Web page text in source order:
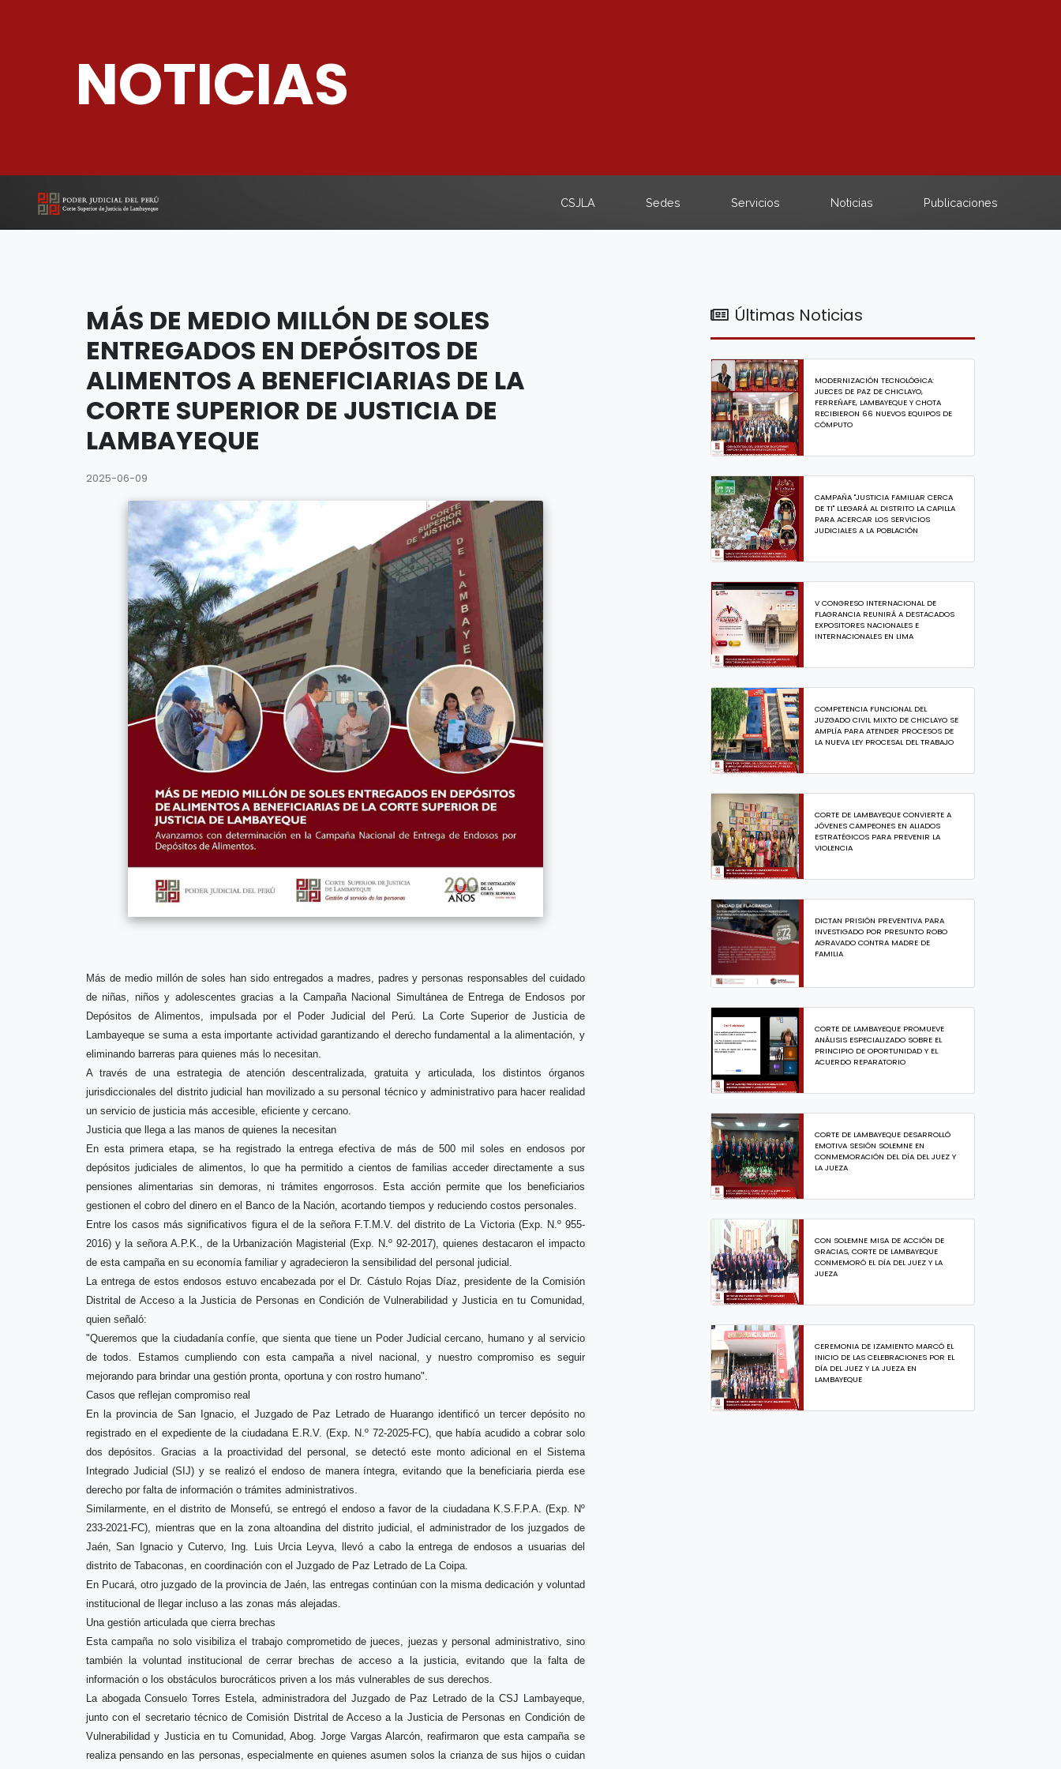
NOTICIAS
CSJLA Sedes Servicios Noticias Publicaciones
MÁS DE MEDIO MILLÓN DE SOLES
ENTREGADOS EN DEPÓSITOS DE
ALIMENTOS A BENEFICIARIAS DE LA
CORTE SUPERIOR DE JUSTICIA DE
LAMBAYEQUE
2025-06-09
Más de medio millón de soles han sido entregados a madres, padres y personas responsables del cuidado
de niñas, niños y adolescentes gracias a la Campaña Nacional Simultánea de Entrega de Endosos por
Depósitos de Alimentos, impulsada por el Poder Judicial del Perú. La Corte Superior de Justicia de
Lambayeque se suma a esta importante actividad garantizando el derecho fundamental a la alimentación, y
eliminando barreras para quienes más lo necesitan.
A través de una estrategia de atención descentralizada, gratuita y articulada, los distintos órganos
jurisdiccionales del distrito judicial han movilizado a su personal técnico y administrativo para hacer realidad
un servicio de justicia más accesible, eficiente y cercano.
Justicia que llega a las manos de quienes la necesitan
En esta primera etapa, se ha registrado la entrega efectiva de más de 500 mil soles en endosos por
depósitos judiciales de alimentos, lo que ha permitido a cientos de familias acceder directamente a sus
pensiones alimentarias sin demoras, ni trámites engorrosos. Esta acción permite que los beneficiarios
gestionen el cobro del dinero en el Banco de la Nación, acortando tiempos y reduciendo costos personales.
Entre los casos más significativos figura el de la señora F.T.M.V. del distrito de La Victoria (Exp. N.º 955-
2016) y la señora A.P.K., de la Urbanización Magisterial (Exp. N.º 92-2017), quienes destacaron el impacto
de esta campaña en su economía familiar y agradecieron la sensibilidad del personal judicial.
La entrega de estos endosos estuvo encabezada por el Dr. Cástulo Rojas Díaz, presidente de la Comisión
Distrital de Acceso a la Justicia de Personas en Condición de Vulnerabilidad y Justicia en tu Comunidad,
quien señaló:
"Queremos que la ciudadanía confíe, que sienta que tiene un Poder Judicial cercano, humano y al servicio
de todos. Estamos cumpliendo con esta campaña a nivel nacional, y nuestro compromiso es seguir
mejorando para brindar una gestión pronta, oportuna y con rostro humano".
Casos que reflejan compromiso real
En la provincia de San Ignacio, el Juzgado de Paz Letrado de Huarango identificó un tercer depósito no
registrado en el expediente de la ciudadana E.R.V. (Exp. N.º 72-2025-FC), que había acudido a cobrar solo
dos depósitos. Gracias a la proactividad del personal, se detectó este monto adicional en el Sistema
Integrado Judicial (SIJ) y se realizó el endoso de manera íntegra, evitando que la beneficiaria pierda ese
derecho por falta de información o trámites administrativos.
Similarmente, en el distrito de Monsefú, se entregó el endoso a favor de la ciudadana K.S.F.P.A. (Exp. Nº
233-2021-FC), mientras que en la zona altoandina del distrito judicial, el administrador de los juzgados de
Jaén, San Ignacio y Cutervo, Ing. Luis Urcia Leyva, llevó a cabo la entrega de endosos a usuarias del
distrito de Tabaconas, en coordinación con el Juzgado de Paz Letrado de La Coipa.
En Pucará, otro juzgado de la provincia de Jaén, las entregas continúan con la misma dedicación y voluntad
institucional de llegar incluso a las zonas más alejadas.
Una gestión articulada que cierra brechas
Esta campaña no solo visibiliza el trabajo comprometido de jueces, juezas y personal administrativo, sino
también la voluntad institucional de cerrar brechas de acceso a la justicia, evitando que la falta de
información o los obstáculos burocráticos priven a los más vulnerables de sus derechos.
La abogada Consuelo Torres Estela, administradora del Juzgado de Paz Letrado de la CSJ Lambayeque,
junto con el secretario técnico de Comisión Distrital de Acceso a la Justicia de Personas en Condición de
Vulnerabilidad y Justicia en tu Comunidad, Abog. Jorge Vargas Alarcón, reafirmaron que esta campaña se
realiza pensando en las personas, especialmente en quienes asumen solos la crianza de sus hijos o cuidan
Últimas Noticias
MODERNIZACIÓN TECNOLÓGICA:
JUECES DE PAZ DE CHICLAYO,
FERREÑAFE, LAMBAYEQUE Y CHOTA
RECIBIERON 66 NUEVOS EQUIPOS DE
CÓMPUTO
CAMPAÑA "JUSTICIA FAMILIAR CERCA
DE TI" LLEGARÁ AL DISTRITO LA CAPILLA
PARA ACERCAR LOS SERVICIOS
JUDICIALES A LA POBLACIÓN
V CONGRESO INTERNACIONAL DE
FLAGRANCIA REUNIRÁ A DESTACADOS
EXPOSITORES NACIONALES E
INTERNACIONALES EN LIMA
COMPETENCIA FUNCIONAL DEL
JUZGADO CIVIL MIXTO DE CHICLAYO SE
AMPLÍA PARA ATENDER PROCESOS DE
LA NUEVA LEY PROCESAL DEL TRABAJO
CORTE DE LAMBAYEQUE CONVIERTE A
JÓVENES CAMPEONES EN ALIADOS
ESTRATÉGICOS PARA PREVENIR LA
VIOLENCIA
DICTAN PRISIÓN PREVENTIVA PARA
INVESTIGADO POR PRESUNTO ROBO
AGRAVADO CONTRA MADRE DE
FAMILIA
CORTE DE LAMBAYEQUE PROMUEVE
ANÁLISIS ESPECIALIZADO SOBRE EL
PRINCIPIO DE OPORTUNIDAD Y EL
ACUERDO REPARATORIO
CORTE DE LAMBAYEQUE DESARROLLÓ
EMOTIVA SESIÓN SOLEMNE EN
CONMEMORACIÓN DEL DÍA DEL JUEZ Y
LA JUEZA
CON SOLEMNE MISA DE ACCIÓN DE
GRACIAS, CORTE DE LAMBAYEQUE
CONMEMORÓ EL DÍA DEL JUEZ Y LA
JUEZA
CEREMONIA DE IZAMIENTO MARCÓ EL
INICIO DE LAS CELEBRACIONES POR EL
DÍA DEL JUEZ Y LA JUEZA EN
LAMBAYEQUE